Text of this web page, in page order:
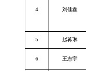
4 刘佳鑫
5 赵苒琳
6 王志宇